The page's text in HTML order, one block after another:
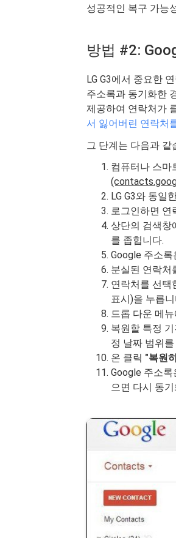
성공적인 복구 가능
방법 #2:
LG G3에서 중요한
주소록과 동기화한
제공하여 연락처가
서 잃어버린 연락처
그 단계는 다음과 같
컴퓨터나 스마
LG G3와 동일
로그인하면 연
상단의 검색창
를 좁힙니다.
Google 주소
분실된 연락처
연락처를 선택
표시)을 누릅니
드롭 다운 메뉴
복원할 특정
정 날짜 범위
온 클릭 "복원
Google 주소
으면 다시 동